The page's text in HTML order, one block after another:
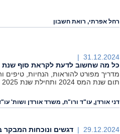
רחל אפרתי, רואת חשבון
31.12.2024 |
כל מה שחשוב לדעת לקראת סוף שנת המס 2024 ותכנוני מס
מדריך מפורט להוראות, הנחיות, טיפים
תום שנת המס 2024 ותחילת שנת 2025
דני אורדן, עו"ד ורו"ח, משרד אורדן ושות'
29.12.2024 |
דגשים ונוכחות המבקר